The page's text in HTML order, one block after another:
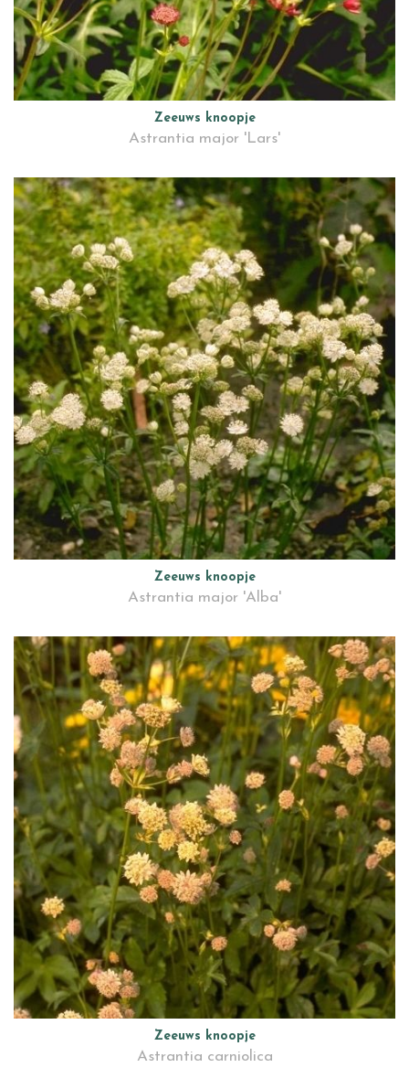
Zeeuws knoopje
Astrantia major 'Lars'
Zeeuws knoopje
Astrantia major 'Alba'
Zeeuws knoopje
Astrantia carniolica